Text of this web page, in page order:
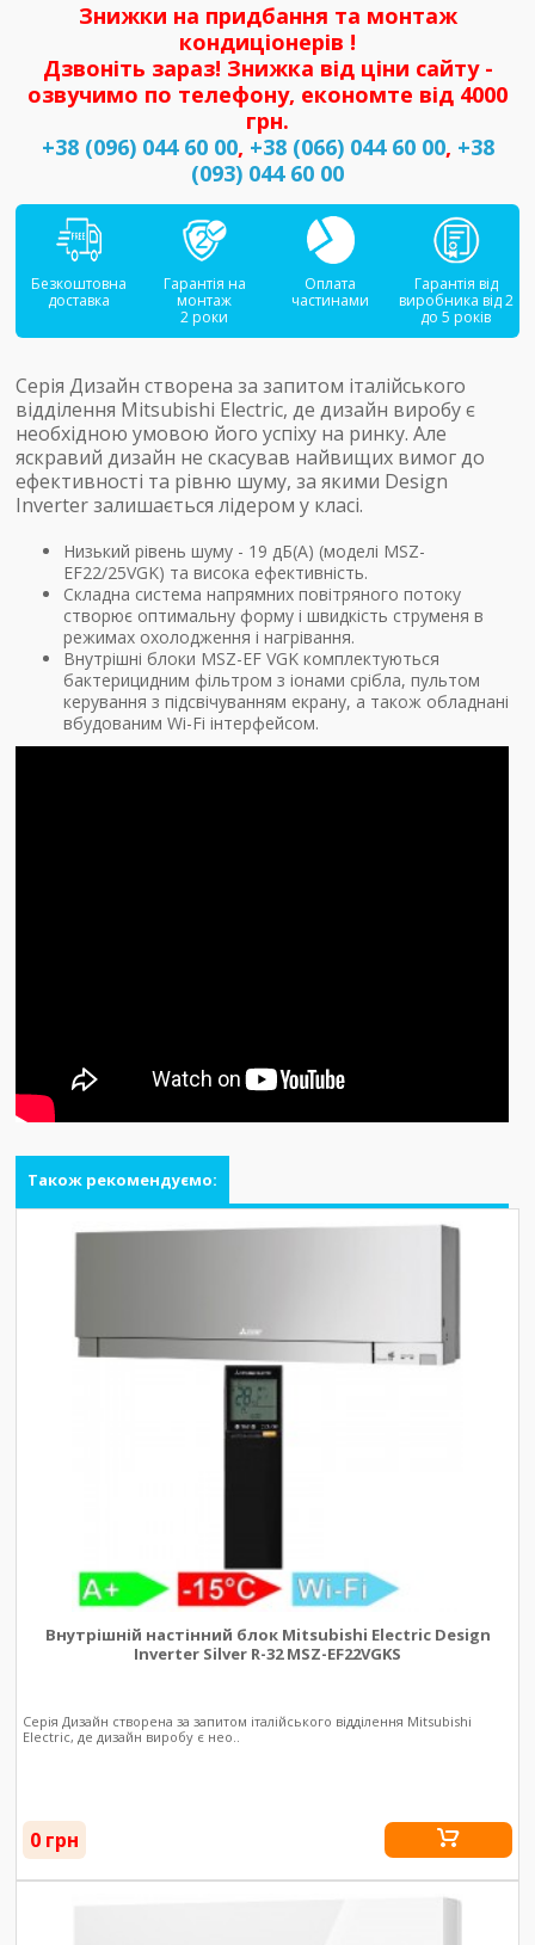
Знижки на придбання та монтаж
кондиціонерів !
Дзвоніть зараз! Знижка від ціни сайту -
озвучимо по телефону, економте від 4000
грн.
+38 (096) 044 60 00, +38 (066) 044 60 00, +38
(093) 044 60 00
Безкоштовна
доставка
Гарантія на
монтаж
2 роки
Оплата
частинами
Гарантія від
виробника від 2
до 5 років
Серія Дизайн створена за запитом італійського
відділення Mitsubishi Electric, де дизайн виробу є
необхідною умовою його успіху на ринку. Але
яскравий дизайн не скасував найвищих вимог до
ефективності та рівню шуму, за якими Design
Inverter залишається лідером у класі.
Низький рівень шуму - 19 дБ(А) (моделі MSZ-
EF22/25VGK) та висока ефективність.
Складна система напрямних повітряного потоку
створює оптимальну форму і швидкість струменя в
режимах охолодження і нагрівання.
Внутрішні блоки MSZ-EF VGK комплектуються
бактерицидним фільтром з іонами срібла, пультом
керування з підсвічуванням екрану, а також обладнані
вбудованим Wi-Fi інтерфейсом.
Також рекомендуємо:
Внутрішній настінний блок Mitsubishi Electric Design
Inverter Silver R-32 MSZ-EF22VGKS
Серія Дизайн створена за запитом італійського відділення Mitsubishi
Electric, де дизайн виробу є нео..
0 грн